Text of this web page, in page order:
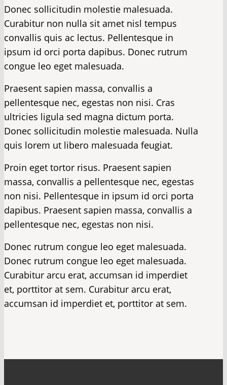
Donec sollicitudin molestie malesuada.
Curabitur non nulla sit amet nisl tempus
convallis quis ac lectus. Pellentesque in
ipsum id orci porta dapibus. Donec rutrum
congue leo eget malesuada.
Praesent sapien massa, convallis a
pellentesque nec, egestas non nisi. Cras
ultricies ligula sed magna dictum porta.
Donec sollicitudin molestie malesuada. Nulla
quis lorem ut libero malesuada feugiat.
Proin eget tortor risus. Praesent sapien
massa, convallis a pellentesque nec, egestas
non nisi. Pellentesque in ipsum id orci porta
dapibus. Praesent sapien massa, convallis a
pellentesque nec, egestas non nisi.
Donec rutrum congue leo eget malesuada.
Donec rutrum congue leo eget malesuada.
Curabitur arcu erat, accumsan id imperdiet
et, porttitor at sem. Curabitur arcu erat,
accumsan id imperdiet et, porttitor at sem.